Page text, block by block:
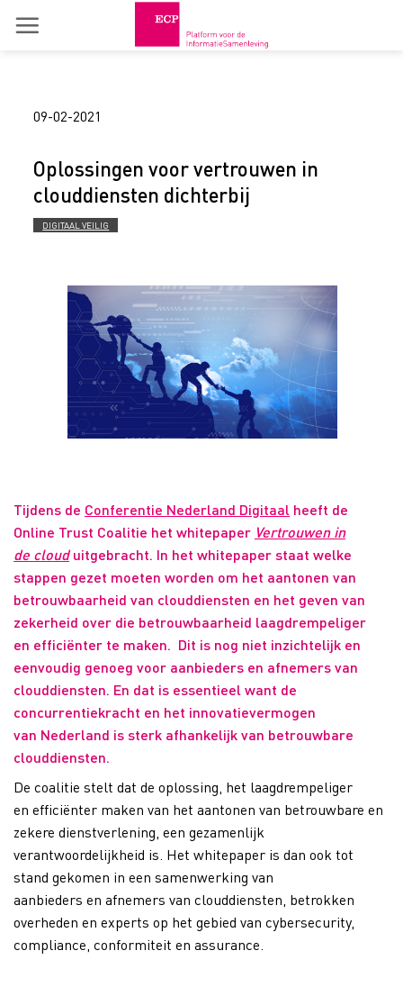
09-02-2021
Oplossingen voor vertrouwen in
clouddiensten dichterbij
DIGITAAL VEILIG
Tijdens de Conferentie Nederland Digitaal heeft de
Online Trust Coalitie het whitepaper Vertrouwen in
de clouduitgebracht. In het whitepaper staat welke
stappen gezet moeten worden om het aantonen van
betrouwbaarheid van clouddiensten en het geven van
zekerheid over die betrouwbaarheid laagdrempeliger
en efficiënter te maken. Dit is nog niet inzichtelijk en
eenvoudig genoeg voor aanbieders en afnemers van
clouddiensten. En dat is essentieel want de
concurrentiekracht en het innovatievermogen
van Nederland is sterk afhankelijk van betrouwbare
clouddiensten.
De coalitie stelt dat de oplossing, het laagdrempeliger
en efficiënter maken van het aantonen van betrouwbare en
zekere dienstverlening, een gezamenlijk
verantwoordelijkheid is. Het whitepaper is dan ook tot
stand gekomen in een samenwerking van
aanbieders en afnemers van clouddiensten, betrokken
overheden en experts op het gebied van cybersecurity,
compliance, conformiteit en assurance.